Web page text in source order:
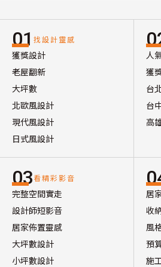
01 找設計靈感
獲獎設計
老屋翻新
大坪數
北歐風設計
現代風設計
日式風設計
人
獲
台
台
高
03看精彩影音
完整空間實走
設計師短影音
居家佈置靈感
大坪數設計
小坪數設計
居
收
風
預
施